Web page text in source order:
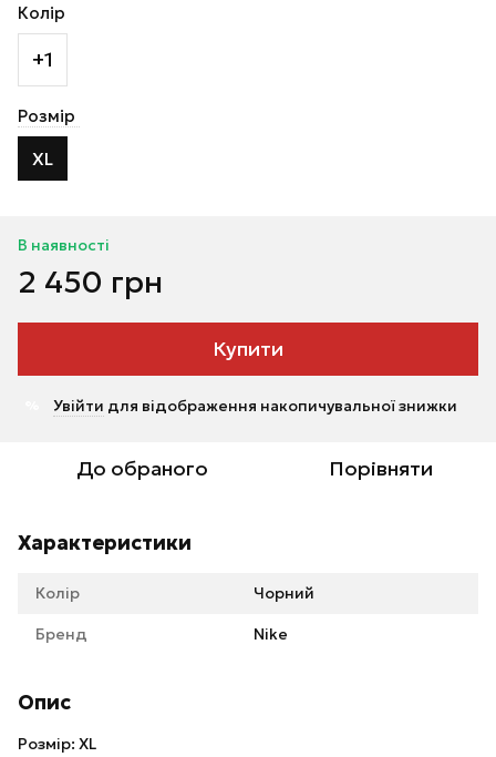
Колір
+1
Розмір
XL
В наявності
2 450 грн
Купити
Увійти для відображення накопичувальної знижки
До обраного Порівняти
Характеристики
Колір Чорний
Бренд Nike
Опис
Розмір: XL